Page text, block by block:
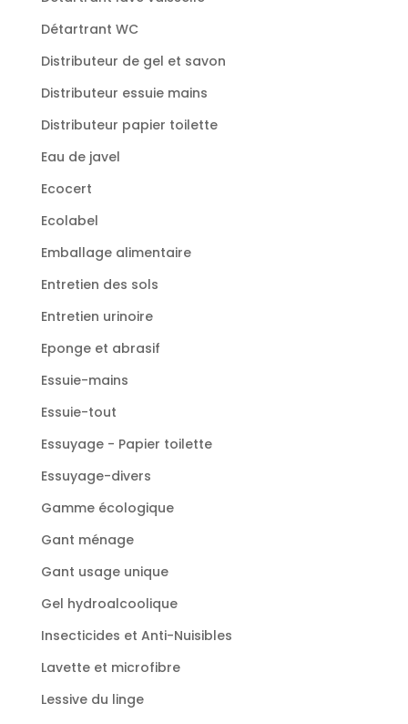
Détartrant WC
Distributeur de gel et savon
Distributeur essuie mains
Distributeur papier toilette
Eau de javel
Ecocert
Ecolabel
Emballage alimentaire
Entretien des sols
Entretien urinoire
Eponge et abrasif
Essuie-mains
Essuie-tout
Essuyage - Papier toilette
Essuyage-divers
Gamme écologique
Gant ménage
Gant usage unique
Gel hydroalcoolique
Insecticides et Anti-Nuisibles
Lavette et microfibre
Lessive du linge